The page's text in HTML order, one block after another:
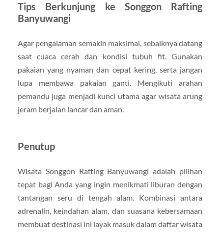
Tips Berkunjung ke Songgon Rafting
Banyuwangi
Agar pengalaman semakin maksimal, sebaiknya datang
saat cuaca cerah dan kondisi tubuh fit. Gunakan
pakaian yang nyaman dan cepat kering, serta jangan
lupa membawa pakaian ganti. Mengikuti arahan
pemandu juga menjadi kunci utama agar wisata arung
jeram berjalan lancar dan aman.
Penutup
Wisata Songgon Rafting Banyuwangi adalah pilihan
tepat bagi Anda yang ingin menikmati liburan dengan
tantangan seru di tengah alam. Kombinasi antara
adrenalin, keindahan alam, dan suasana kebersamaan
membuat destinasi ini layak masuk dalam daftar wisata